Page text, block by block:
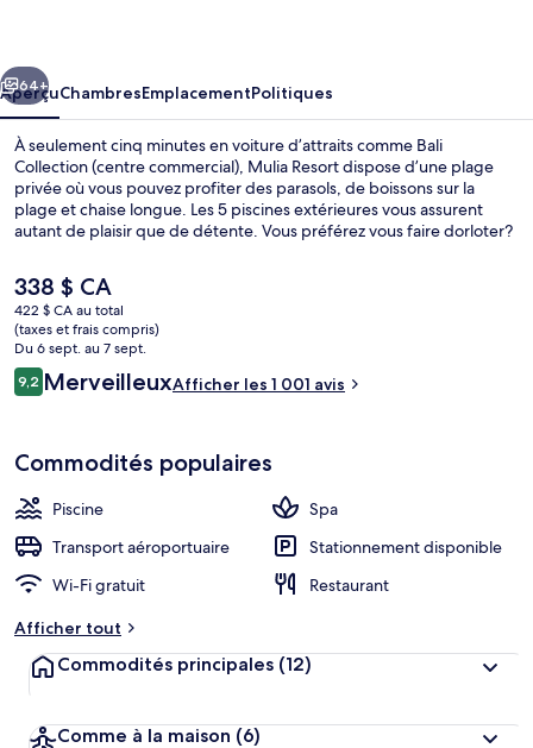
Suivant
64+
AperçuChambresEmplacementPolitiques
À seulement cinq minutes en voiture d’attraits comme Bali
Collection (centre commercial), Mulia Resort dispose d’une plage
privée où vous pouvez profiter des parasols, de boissons sur la
plage et chaise longue. Les 5 piscines extérieures vous assurent
autant de plaisir que de détente. Vous préférez vous faire dorloter?
et de l’hydrothérapie. The Cafe, l’un des 8 restaurants, sert une
cuisine internationale et est ouvert pour le le déjeuner, le le dîner et
le le souper. Parmi les points saillants de complexe hôtelier de luxe,
notons 3 bars-salons, une boîte de nuit et un toit-terrasse. Les
autres voyageurs adorent le personnel serviable et l’état général de
l’hébergement.
Le
prix
actuel
est
de 338 $ CA
338 $ CA
422 $ CA au total
(taxes et frais compris)
Du 6 sept. au 7 sept.
Avis
9,29,2 sur 10 –
MerveilleuxAfficher les 1 001 avis
Commodités populaires
Piscine
Spa
Transport aéroportuaire
Stationnement disponible
Wi-Fi gratuit
Restaurant
Afficher tout
Commodités principales (12)
Comme à la maison (6)